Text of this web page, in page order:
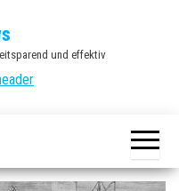
und effektiv